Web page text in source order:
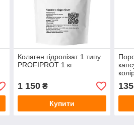
Колаген гідролізат 1 типу
PROFIPROT 1 кг
1 150₴
Купити
135